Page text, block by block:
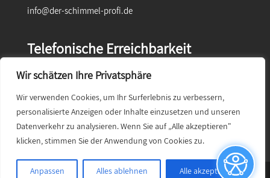
Wir schätzen Ihre Privatsphäre
Wir verwenden Cookies, um Ihr Surferlebnis zu verbessern,
personalisierte Anzeigen oder Inhalte einzusetzen und unseren
Datenverkehr zu analysieren. Wenn Sie auf „Alle akzeptieren"
klicken, stimmen Sie der Anwendung von Cookies zu.
Anpassen Alles ablehnen Alle akzeptieren
info@der-schimmel-profi.de
Telefonische Erreichbarkeit
Telefon: 0 72 58 / 9 23 33
Montag–Freitag: 08:00 bis 17:00 Uhr
Samstag & Sonntag: geschlossen
Ein Unternehmen der FirmaFREIER BAU